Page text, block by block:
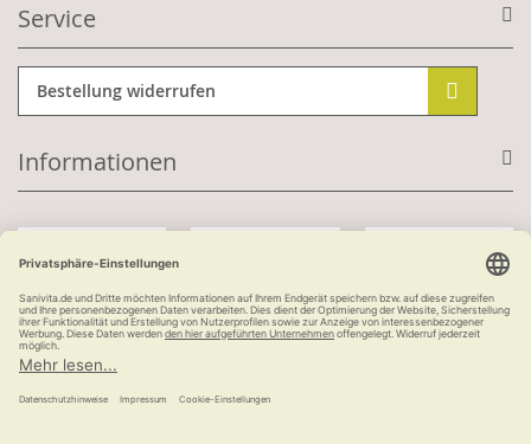
Service
Bestellung widerrufen
Informationen
Kauf auf Rechnung